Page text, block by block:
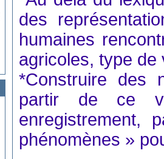
des
humaines
agricoles, type de
*Construire des
partir de ce
enregistrement,
phénomènes »